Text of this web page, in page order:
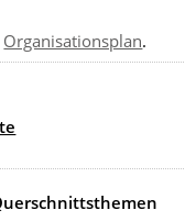
Organisationsplan.